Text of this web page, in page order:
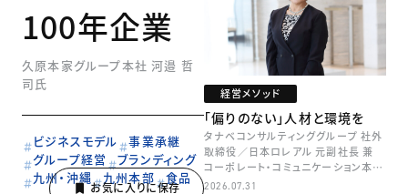
100年企業
久原本家グループ本社 河邉 哲
司氏
ビジネスモデル
事業承継
グループ経営
ブランディング
九州・沖縄
九州本部 食品
経営メソッド
「偏りのない」人材と環境を
タナベコンサルティンググループ 社外
取締役／日本ロレアル 元副社長 兼
コーポレート・コミュニケーション本部
本部長／キャリアコンサルタント 井村
2026.07.31